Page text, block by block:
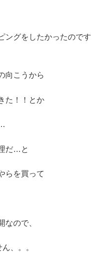
ングをしたかったのです
向こうから
た！！とか
だ…と
らを買って
なので、
、。。